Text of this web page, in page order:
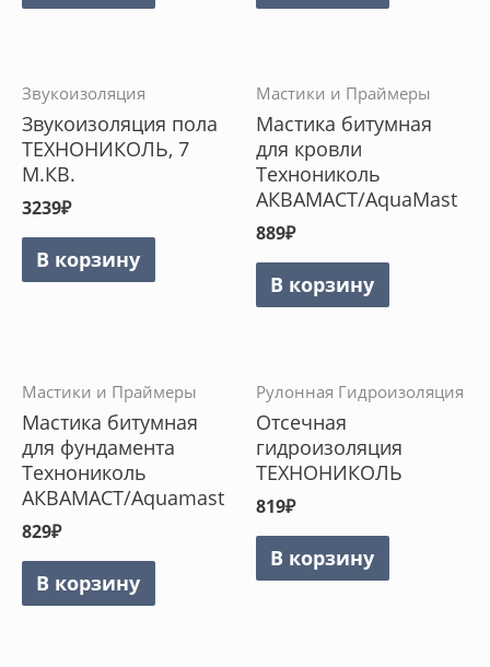
Звукоизоляция
Звукоизоляция пола
ТЕХНОНИКОЛЬ, 7
М.КВ.
3239₽
В корзину
Мастики и Праймеры
Мастика битумная
для кровли
Технониколь
АКВАМАСТ/AquaMast
889₽
В корзину
Мастики и Праймеры
Мастика битумная
для фундамента
Технониколь
АКВАМАСТ/Aquamast
829₽
В корзину
Рулонная Гидроизоляция
Отсечная
гидроизоляция
ТЕХНОНИКОЛЬ
819₽
В корзину